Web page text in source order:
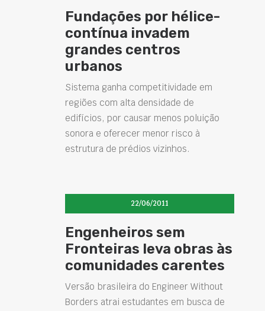
Fundações por hélice-
contínua invadem
grandes centros
urbanos
Sistema ganha competitividade em
regiões com alta densidade de
edifícios, por causar menos poluição
sonora e oferecer menor risco à
estrutura de prédios vizinhos.
22/06/2011
Engenheiros sem
Fronteiras leva obras às
comunidades carentes
Versão brasileira do Engineer Without
Borders atrai estudantes em busca de